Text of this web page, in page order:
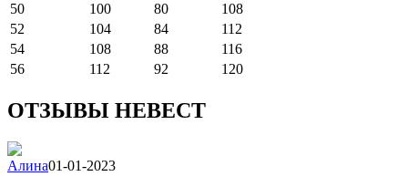
50
100 80
108
52
104 84
112
54
108 88
116
56
112 92 120
ОТЗЫВЫ НЕВЕСТ
Алина01-01-2023